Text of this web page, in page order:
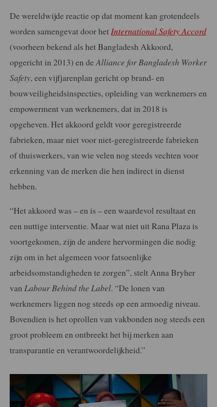
De wereldwijde reactie op dat moment kan grotendeels
worden samengevat door hetInternational Safety Accord
(voorheen bekend als het Bangladesh Akkoord,
opgericht in 2013) en deAlliance for Bangladesh Worker
Safety, een vijfjarenplan gericht op brand- en
bouwveiligheidsinspecties, opleiding van werknemers en
empowerment van werknemers, dat in 2018 is
opgeheven. Het akkoord geldt voor geregistreerde
fabrieken, maar niet voor niet-geregistreerde fabrieken
of thuiswerkers, van wie velen nog steeds vechten voor
erkenning van de merken die hen indirect in dienst
hebben.
“Het akkoord was – en is – een waardevol resultaat en
een nuttige interventie. Maar wat niet uit Rana Plaza is
voortgekomen, zijn de andere hervormingen die nodig
zijn om in het algemeen voor fatsoenlijke
arbeidsomstandigheden te zorgen”, stelt Anna Bryher
van Labour Behind the Label. “De lonen van
werknemers liggen nog steeds op een armoedig niveau.
Bovendien is het oprollen van vakbonden nog steeds een
groot probleem en ontbreekt het bij merken aan
transparantie en verantwoordelijkheid.”